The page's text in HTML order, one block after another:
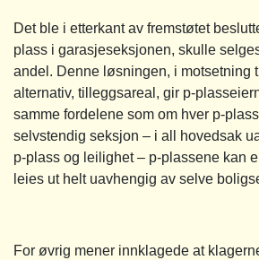
Det ble i etterkant av fremstøtet
plass i garasjeseksjonen, skulle
andel. Denne løsningen, i motsetning
alternativ, tilleggsareal, gir p-
samme fordelene som om hver p-
selvstendig seksjon – i all hovedsak
p-plass og leilighet – p-plassene kan
leies ut helt uavhengig av selve
For øvrig mener innklagede at